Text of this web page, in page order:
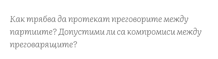
Как трябва да протекат преговорите между
партиите? Допустими ли са компромиси между
преговарящите?